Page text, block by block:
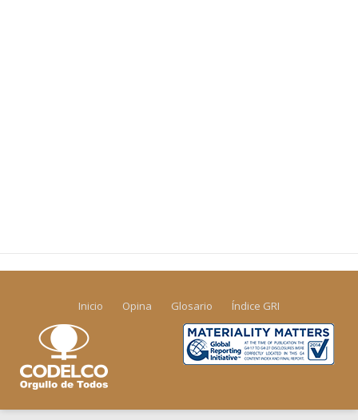
Inicio Opina Glosario Índice GRI